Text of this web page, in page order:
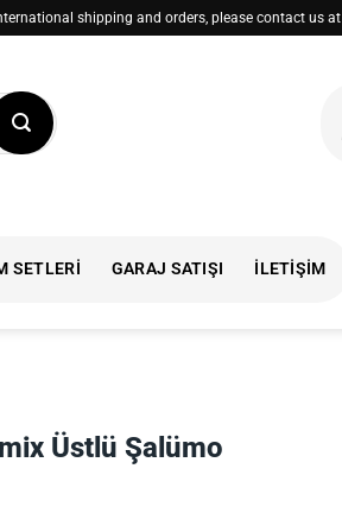
shipping and orders, please contact us at
SETLERI GARAJ SATIŞI İLETIŞIM
Üstlü Şalümo